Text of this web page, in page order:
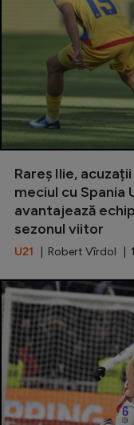
Rareș Ilie,
meciul cu Spania
avantajează
sezonul viitor
U21 | Robert Vîrdol |